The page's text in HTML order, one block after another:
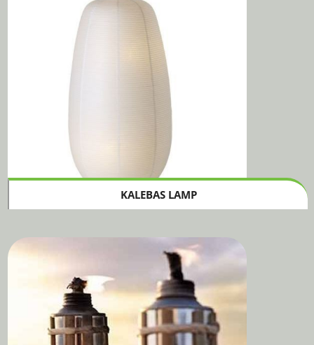
KALEBAS LAMP